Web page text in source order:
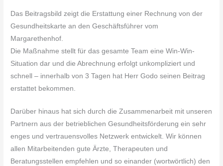
Das Beitragsbild zeigt die Erstattung einer Rechnung von der
Gesundheitskarte an den Geschäftsführer vom
Margarethenhof.
Die Maßnahme stellt für das gesamte Team eine Win-Win-
Situation dar und die Abrechnung erfolgt unkompliziert und
schnell – innerhalb von 3 Tagen hat Herr Godo seinen Beitrag
erstattet bekommen.
Darüber hinaus hat sich durch die Zusammenarbeit mit unseren
Partnern aus der betrieblichen Gesundheitsförderung ein sehr
enges und vertrauensvolles Netzwerk entwickelt. Wir können
allen Mitarbeitenden gute Ärzte, Therapeuten und
Beratungsstellen empfehlen und so einander (wortwörtlich) den